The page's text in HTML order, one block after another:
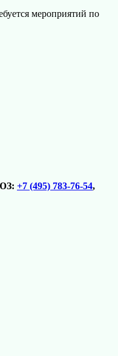
мероприятий по
+7 (495) 783-76-54,